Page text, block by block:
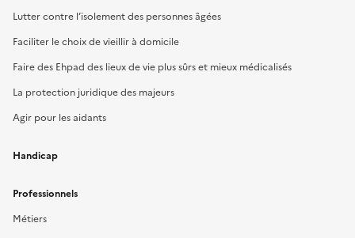
Lutter contre l’isolement des personnes âgées
Faciliter le choix de vieillir à domicile
Faire des Ehpad des lieux de vie plus sûrs et mieux médicalisés
La protection juridique des majeurs
Agir pour les aidants
Handicap
Professionnels
Métiers